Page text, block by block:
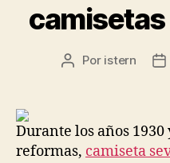
Autor
Por istern
Durante los años 1930
reformas, camiseta